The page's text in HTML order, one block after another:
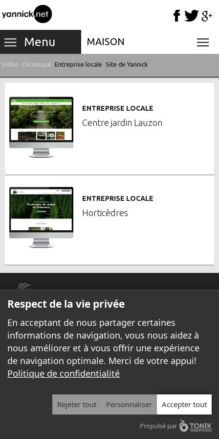
Menu MAISON
Vidéo Chronique Entreprise locale Site de Yannick
ENTREPRISE LOCALE
Centre jardin Lauzon
ENTREPRISE LOCALE
Horticèdres
© 1999 - 2026 Yannick.net Tous droits réservés.
Politique de confidentialité
Toutes les entreprises locales Nos pages à Louer/ Services Internet/ Devenir chroniqueur
Afficher votre publicité sur Yannick.net
Respect de la vie privée
En acceptant de nous partager certaines
informations de navigation, vous nous aidez à
nous améliorer et à vous offrir une expérience
de navigation optimale. Merci de votre appui!
Politique de confidentialité
Rejeter tout Personnaliser Accepter tout
Propulsé par